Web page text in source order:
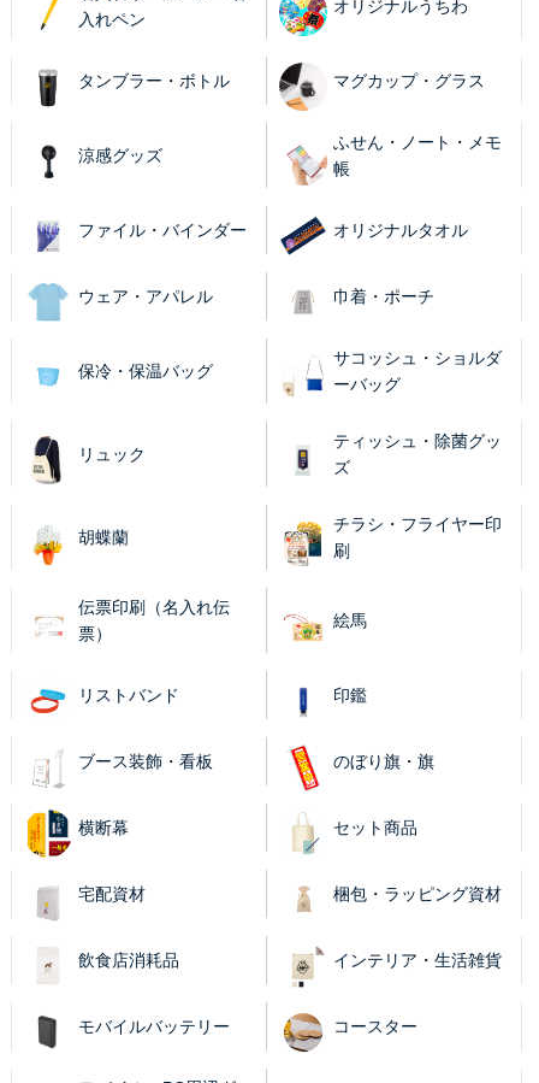
入れペン
オリジナルうちわ
タンブラー・ボトル マグカップ・グラス
涼感グッズ
ふせん・ノート・メモ
帳
ファイル・バインダー オリジナルタオル
ウェア・アパレル 巾着・ポーチ
保冷・保温バッグ
サコッシュ・ショルダ
ーバッグ
リュック
ティッシュ・除菌グッ
ズ
胡蝶蘭
チラシ・フライヤー印
刷
伝票印刷（名入れ伝
票）
絵馬
リストバンド 印鑑
ブース装飾・看板 のぼり旗・旗
横断幕 セット商品
宅配資材 梱包・ラッピング資材
飲食店消耗品 インテリア・生活雑貨
モバイルバッテリー コースター